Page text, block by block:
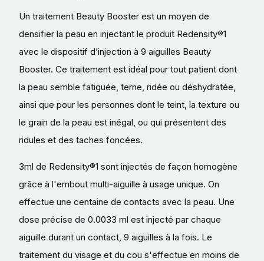
Un traitement Beauty Booster est un moyen de
densifier la peau en injectant le produit Redensity®1
avec le dispositif d’injection à 9 aiguilles Beauty
Booster. Ce traitement est idéal pour tout patient dont
la peau semble fatiguée, terne, ridée ou déshydratée,
ainsi que pour les personnes dont le teint, la texture ou
le grain de la peau est inégal, ou qui présentent des
ridules et des taches foncées.
​3ml de Redensity®1 sont injectés de façon homogène
grâce à l'embout multi-aiguille à usage unique. On
effectue une centaine de contacts avec la peau. Une
dose précise de 0.0033 ml est injecté par chaque
aiguille durant un contact, 9 aiguilles à la fois. Le
traitement du visage et du cou s'effectue en moins de